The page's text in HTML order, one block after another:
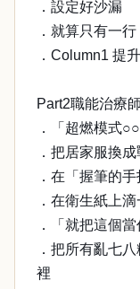
．設定好沙漏
．就算只有一
．Column1 提
Part2職能治療
．「超燃模式
．把居家服換
．在「握筆的
．在衛生紙上
．「就把這個
．把所有亂七
裡